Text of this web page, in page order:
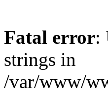
Fatal error:
strings in
/var/www/